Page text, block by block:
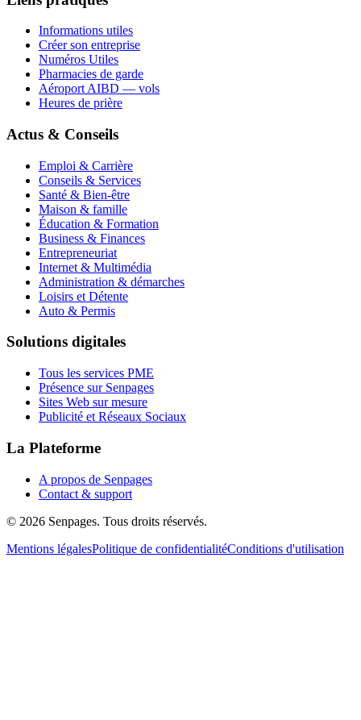
Informations utiles
Créer son entreprise
Numéros Utiles
Pharmacies de garde
Aéroport AIBD — vols
Heures de prière
Actus & Conseils
Emploi & Carrière
Conseils & Services
Santé & Bien-être
Maison & famille
Éducation & Formation
Business & Finances
Entrepreneuriat
Internet & Multimédia
Administration & démarches
Loisirs et Détente
Auto & Permis
Solutions digitales
Tous les services PME
Présence sur Senpages
Sites Web sur mesure
Publicité et Réseaux Sociaux
La Plateforme
A propos de Senpages
Contact & support
© 2026 Senpages. Tous droits réservés.
Mentions légalesPolitique de confidentialitéConditions d'utilisation